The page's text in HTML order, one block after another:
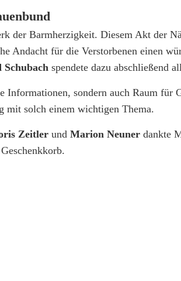
der Barmherzigkeit. Diesem Akt der
Andacht für die Verstorbenen einen
spendete dazu abschließend
sondern auch Raum für
mit solch einem wichtigen Thema.
Zeitler und Marion Neuner dankte